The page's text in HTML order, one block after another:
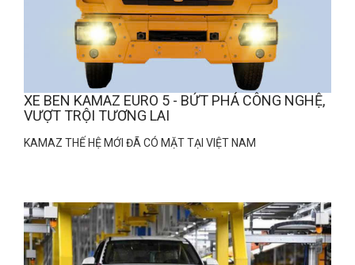
XE BEN KAMAZ EURO 5 - BỨT PHÁ CÔNG NGHỆ,
VƯỢT TRỘI TƯƠNG LAI
KAMAZ THẾ HỆ MỚI ĐÃ CÓ MẶT TẠI VIỆT NAM